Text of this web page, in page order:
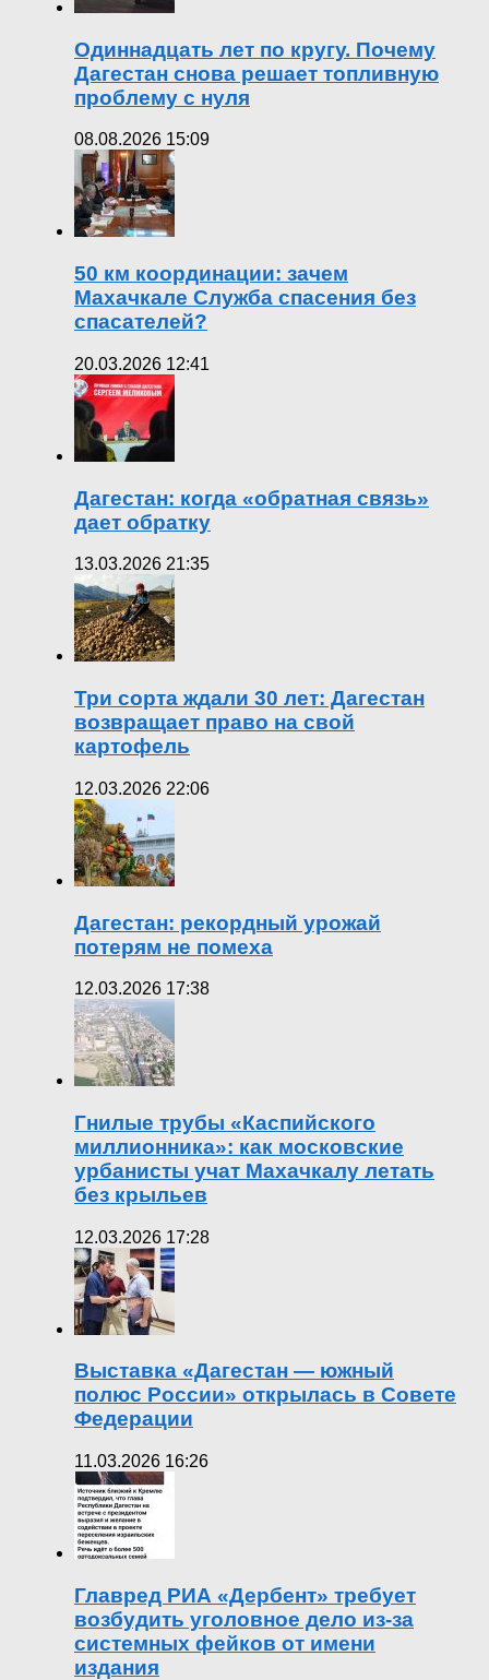
Одиннадцать лет по кругу. Почему
Дагестан снова решает топливную
проблему с нуля
08.08.2026 15:09
50 км координации: зачем
Махачкале Служба спасения без
спасателей?
20.03.2026 12:41
Дагестан: когда «обратная связь»
дает обратку
13.03.2026 21:35
Три сорта ждали 30 лет: Дагестан
возвращает право на свой
картофель
12.03.2026 22:06
Дагестан: рекордный урожай
потерям не помеха
12.03.2026 17:38
Гнилые трубы «Каспийского
миллионника»: как московские
урбанисты учат Махачкалу летать
без крыльев
12.03.2026 17:28
Выставка «Дагестан — южный
полюс России» открылась в Совете
Федерации
11.03.2026 16:26
Главред РИА «Дербент» требует
возбудить уголовное дело из-за
системных фейков от имени
издания